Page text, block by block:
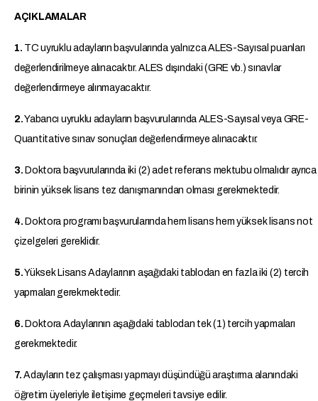
AÇIKLAMALAR
1. TC uyruklu adayların başvularında yalnızca ALES-Sayısal puanları
değerlendirilmeye alınacaktır. ALES dışındaki (GRE vb.) sınavlar
değerlendirmeye alınmayacaktır.
2.Yabancı uyruklu adayların başvurularında ALES-Sayısal veya GRE-
Quantitative sınav sonuçları değerlendirmeye alınacaktır.
3. Doktora başvurularında iki (2) adet referans mektubu olmalıdır ayrıca
birinin yüksek lisans tez danışmanından olması gerekmektedir.
4. Doktora programı başvurularında hem lisans hem yüksek lisans not
çizelgeleri gereklidir.
5.Yüksek Lisans Adaylarının aşağıdaki tablodan en fazla iki (2) tercih
yapmaları gerekmektedir.
6. Doktora Adaylarının aşağıdaki tablodan tek (1) tercih yapmaları
gerekmektedir.
7. Adayların tez çalışması yapmayı düşündüğü araştırma alanındaki
öğretim üyeleriyle iletişime geçmeleri tavsiye edilir.